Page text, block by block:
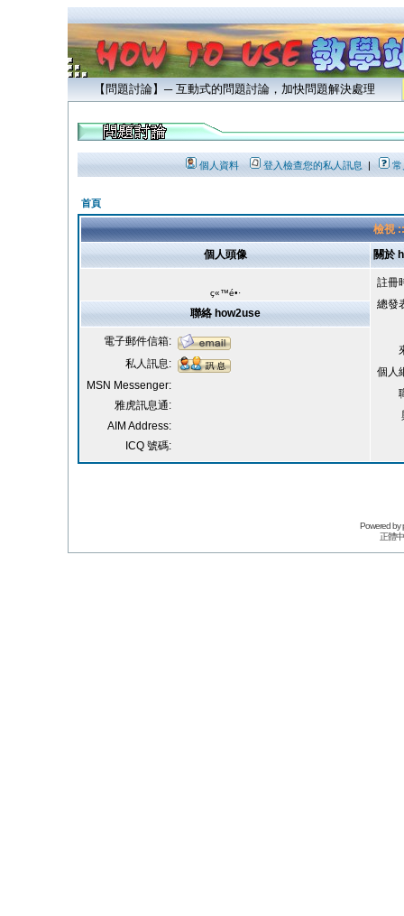
【問題討論】─ 互動式的問題討論，加快問題解決處理
個人資料 登入檢查您的私人訊息| 常
首頁
檢視
個人頭像
關於
ç«™é•·
註冊
總發
個人
聯絡 how2use
電子郵件信箱:
私人訊息:
MSN Messenger:
雅虎訊息通:
AIM Address:
ICQ 號碼:
Powered by
正體